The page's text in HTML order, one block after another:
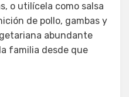
o utilícela como salsa
de pollo, gambas y
abundante
familia desde que